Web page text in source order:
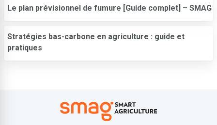
Le plan prévisionnel de fumure [Guide complet] – SMAG
Stratégies bas-carbone en agriculture : guide et
pratiques